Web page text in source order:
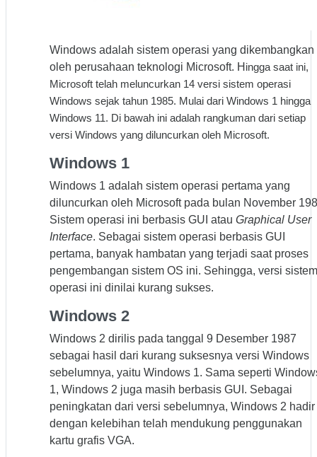
Windows adalah sistem operasi yang dikembangkan
oleh perusahaan teknologi Microsoft. H ingga saat ini,
Microsoft telah meluncurkan 14 versi sistem operasi
Windows sejak tahun 1985. Mulai dari Windows 1 hingga
Windows 11. Di bawah ini adalah rangkuman dari setiap
versi Windows yang diluncurkan oleh Microsoft.
Windows 1
Windows 1 adalah sistem operasi pertama yang
diluncurkan oleh Microsoft pada bulan November
Sistem operasi ini berbasis GUI atau Graphical User
Interface. Sebagai sistem operasi berbasis GUI
pertama, banyak hambatan yang terjadi saat proses
pengembangan sistem OS ini. Sehingga, versi sistem
operasi ini dinilai kurang sukses.
Windows 2
Windows 2 dirilis pada tanggal 9 Desember 1987
sebagai hasil dari kurang suksesnya versi Windows
sebelumnya, yaitu Windows 1. Sama seperti
1, Windows 2 juga masih berbasis GUI. Sebagai
peningkatan dari versi sebelumnya, Windows 2 hadir
dengan kelebihan telah mendukung penggunakan
kartu grafis VGA.